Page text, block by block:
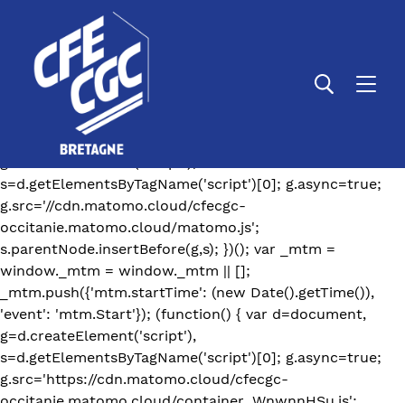
var _paq = window._paq = window._paq || []; /* tracker
methods like "setCustomDimension" should be called
before "trackPageView" */ _paq.push(['trackPageView']);
_paq.push(['enableLinkTracking']); (function() { var
u="https://cfecgc-occitanie.matomo.cloud/";
_paq.push(['setTrackerUrl', u+'matomo.php']);
_paq.push(['setSiteId', '19']); var d=document,
s=d.getElementsByTagName('script')[0]; g.async=true;
g.src='//cdn.matomo.cloud/cfecgc-
occitanie.matomo.cloud/matomo.js';
s.parentNode.insertBefore(g,s); })(); var _mtm =
window._mtm = window._mtm || [];
_mtm.push({'mtm.startTime': (new Date().getTime()),
'event': 'mtm.Start'}); (function() { var d=document,
g=d.createElement('script'),
s=d.getElementsByTagName('script')[0]; g.async=true;
g.src='https://cdn.matomo.cloud/cfecgc-